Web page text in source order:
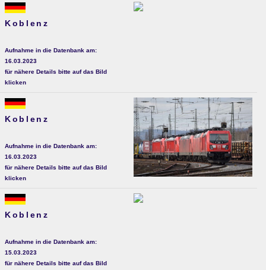
Koblenz
Aufnahme in die Datenbank am:
16.03.2023
für nähere Details bitte auf das Bild
klicken
Koblenz
Aufnahme in die Datenbank am:
16.03.2023
für nähere Details bitte auf das Bild
klicken
Koblenz
Aufnahme in die Datenbank am:
15.03.2023
für nähere Details bitte auf das Bild